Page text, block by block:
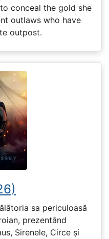
conceal the gold she
outlaws who have
outpost.
sa periculoasă
prezentând
Sirenele, Circe și